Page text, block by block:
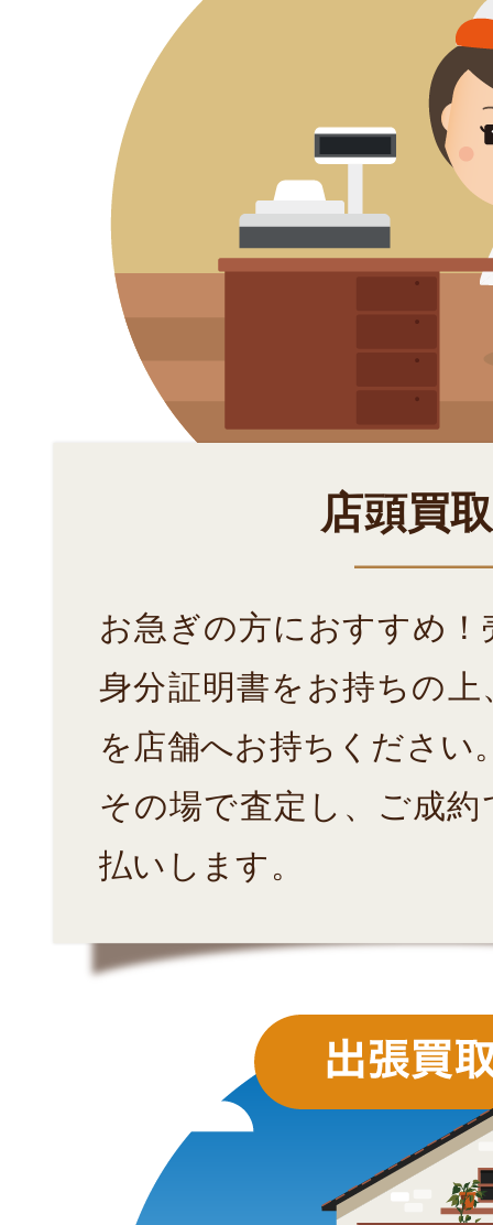
店頭買
お急ぎの方におすすめ！
身分証明書をお持ちの
を店舗へお持ちください
その場で査定し、ご成
払いします。